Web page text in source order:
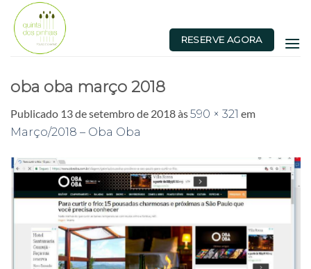
Skip
content
RESERVE AGORA
oba oba março 2018
Publicado 13 de setembro de 2018às590 × 321 em
Março/2018 – Oba Oba